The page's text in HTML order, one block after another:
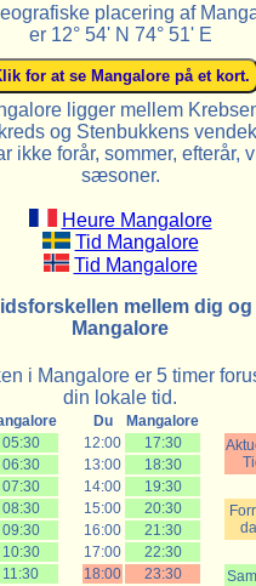
placering af
er 12° 54' N 74° 51' E
ligger mellem
og Stenbukkens
ikke forår, sommer, efterår,
sæsoner.
Heure Mangalore
Tid Mangalore
Tid Mangalore
mellem dig og
Mangalore
i Mangalore er 5 timer
din lokale tid.
Du
Mangalore
05:30 12:00 17:30
06:30 13:00
18:30
07:30 14:00
19:30
08:30 15:00 20:30
09:30 16:00
21:30
10:30 17:00
22:30
11:30 18:00 23:30